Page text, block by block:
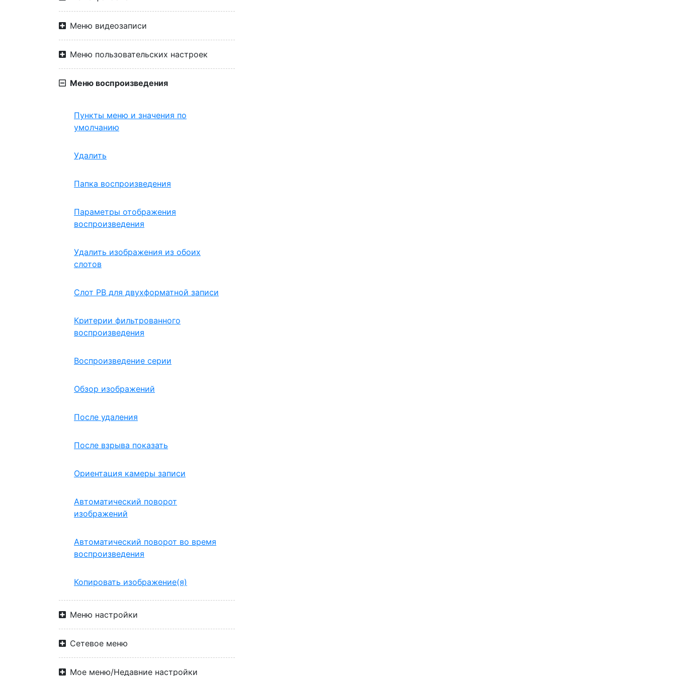
Меню видеозаписи
Меню пользовательских настроек
Меню воспроизведения
Пункты меню и значения по
умолчанию
Удалить
Папка воспроизведения
Параметры отображения
воспроизведения
Удалить изображения из обоих
слотов
Слот PB для двухформатной записи
Критерии фильтрованного
воспроизведения
Воспроизведение серии
Обзор изображений
После удаления
После взрыва показать
Ориентация камеры записи
Автоматический поворот
изображений
Автоматический поворот во время
воспроизведения
Копировать изображение(я)
Меню настройки
Сетевое меню
Мое меню/Недавние настройки